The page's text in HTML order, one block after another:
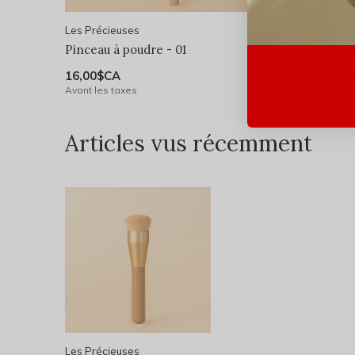
Les Précieuses
Pinceau à poudre - 01
16,00$CA
Avant les taxes
Pinceau
Articles vus récemment
Les Précieuses